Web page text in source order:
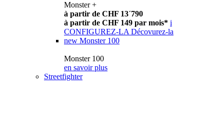
Monster +
à partir de CHF 13´790
à partir de CHF 149 par mois* i
CONFIGUREZ-LA Décovurez-la
new Monster 100
Monster 100
en savoir plus
Streetfighter